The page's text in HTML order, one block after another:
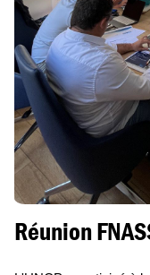
Réunion